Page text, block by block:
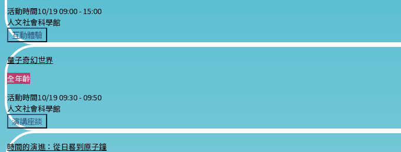
活動時間10/19 09:00 - 15:00
人文社會科學館
互動體驗
量子奇幻世界
全年齡
活動時間10/19 09:30 -09:50
人文社會科學館
演講座談
時間的演進：從日晷到原子鐘